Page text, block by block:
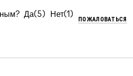
5 1
ПОЖАЛОВАТЬСЯ